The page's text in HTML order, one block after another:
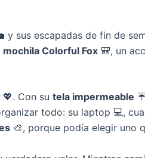
sus escapadas de fin de
mochila Colorful Fox 🎒, un
Con su tela impermeable
todo: su laptop 💻,
🎨, porque podía elegir uno